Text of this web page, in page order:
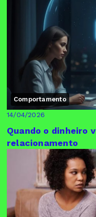
Comportamento
14/04/2026
Quando o dinheiro
relacionamento